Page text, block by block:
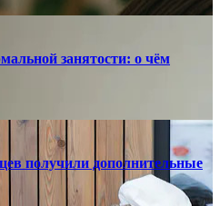
занятости: о чём
получили дополнительные